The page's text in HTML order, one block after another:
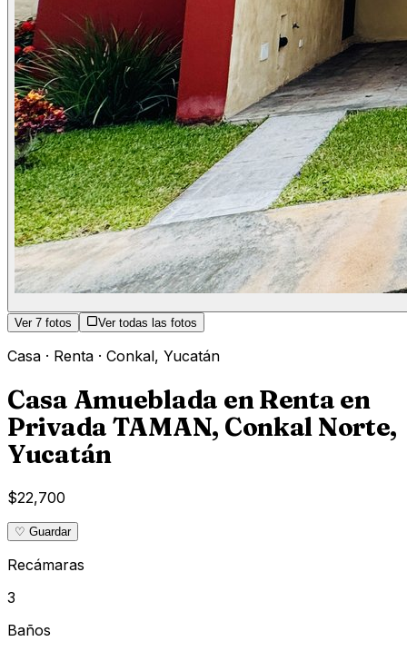
Ver 7 fotos Ver todas las fotos
Casa · Renta · Conkal, Yucatán
Casa Amueblada en Renta en
Privada TAMAN, Conkal Norte,
Yucatán
$22,700
♡ Guardar
Recámaras
3
Baños